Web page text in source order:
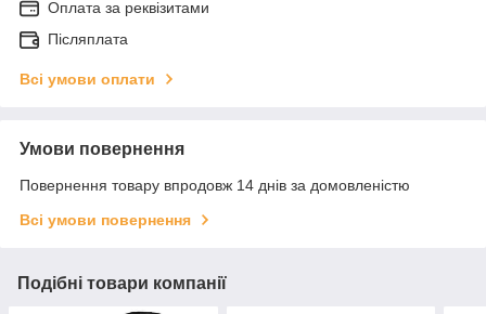
Оплата за реквізитами
Післяплата
Всі умови оплати
Умови повернення
Повернення товару впродовж 14 днів за домовленістю
Всі умови повернення
Подібні товари компанії